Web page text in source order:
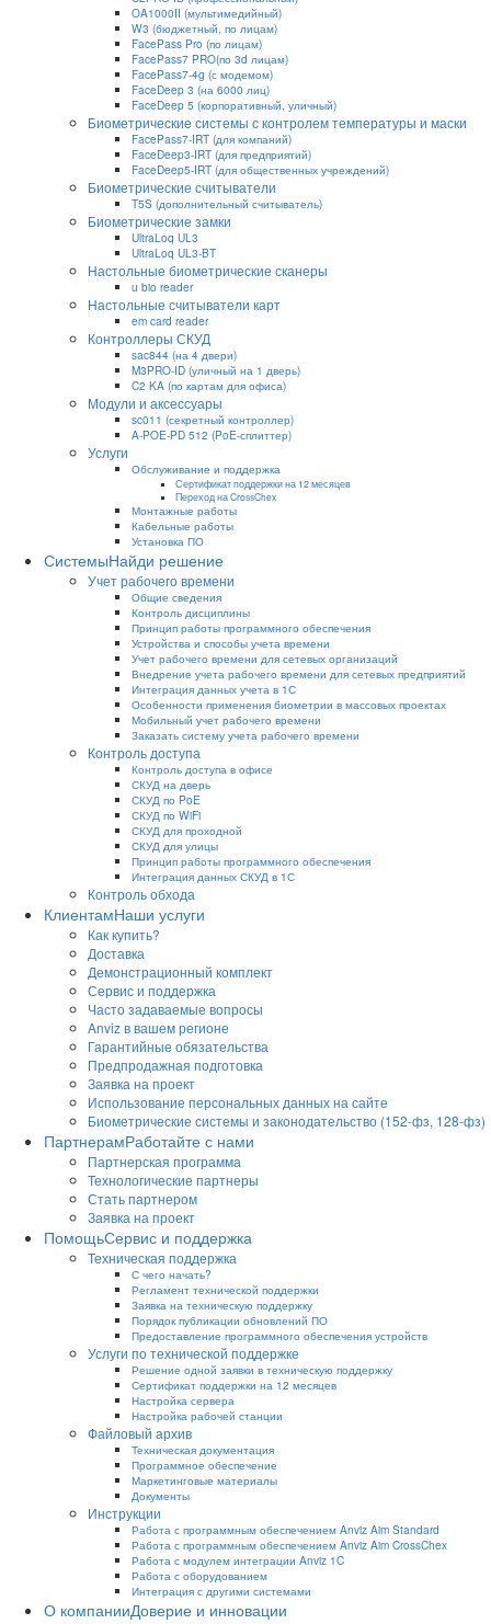
OA1000II (мультимедийный)
W3 (бюджетный, по лицам)
FacePass Pro (по лицам)
FacePass7 PRO(по 3d лицам)
FacePass7-4g (с модемом)
FaceDeep 3 (на 6000 лиц)
FaceDeep 5 (корпоративный, уличный)
Биометрические системы с контролем температуры и маски
FacePass7-IRT (для компаний)
FaceDeep3-IRT (для предприятий)
FaceDeep5-IRT (для общественных учреждений)
Биометрические считыватели
T5S (дополнительный считыватель)
Биометрические замки
UltraLoq UL3
UltraLoq UL3-BT
Настольные биометрические сканеры
u bio reader
Настольные считыватели карт
em card reader
Контроллеры СКУД
sac844 (на 4 двери)
M3PRO-ID (уличный на 1 дверь)
C2 KA (по картам для офиса)
Модули и аксессуары
sc011 (секретный контроллер)
A-POE-PD 512 (PoE-сплиттер)
Услуги
Обслуживание и поддержка
Сертификат поддержки на 12 месяцев
Переход на CrossChex
Монтажные работы
Кабельные работы
Установка ПО
СистемыНайди решение
Учет рабочего времени
Общие сведения
Контроль дисциплины
Принцип работы программного обеспечения
Устройства и способы учета времени
Учет рабочего времени для сетевых организаций
Внедрение учета рабочего времени для сетевых предприятий
Интеграция данных учета в 1С
Особенности применения биометрии в массовых проектах
Мобильный учет рабочего времени
Заказать систему учета рабочего времени
Контроль доступа
Контроль доступа в офисе
СКУД на дверь
СКУД по PoE
СКУД по WiFi
СКУД для проходной
СКУД для улицы
Принцип работы программного обеспечения
Интеграция данных СКУД в 1С
Контроль обхода
КлиентамНаши услуги
Как купить?
Доставка
Демонстрационный комплект
Сервис и поддержка
Часто задаваемые вопросы
Anviz в вашем регионе
Гарантийные обязательства
Предпродажная подготовка
Заявка на проект
Использование персональных данных на сайте
Биометрические системы и законодательство (152-фз, 128-фз)
ПартнерамРаботайте с нами
Партнерская программа
Технологические партнеры
Стать партнером
Заявка на проект
ПомощьСервис и поддержка
Техническая поддержка
С чего начать?
Регламент технической поддержки
Заявка на техническую поддержку
Порядок публикации обновлений ПО
Предоставление программного обеспечения устройств
Услуги по технической поддержке
Решение одной заявки в техническую поддержку
Сертификат поддержки на 12 месяцев
Настройка сервера
Настройка рабочей станции
Файловый архив
Техническая документация
Программное обеспечение
Маркетинговые материалы
Документы
Инструкции
Работа с программным обеспечением Anviz Aim Standard
Работа с программным обеспечением Anviz Aim CrossChex
Работа с модулем интеграции Anviz 1C
Работа с оборудованием
Интеграция с другими системами
О компанииДоверие и инновации